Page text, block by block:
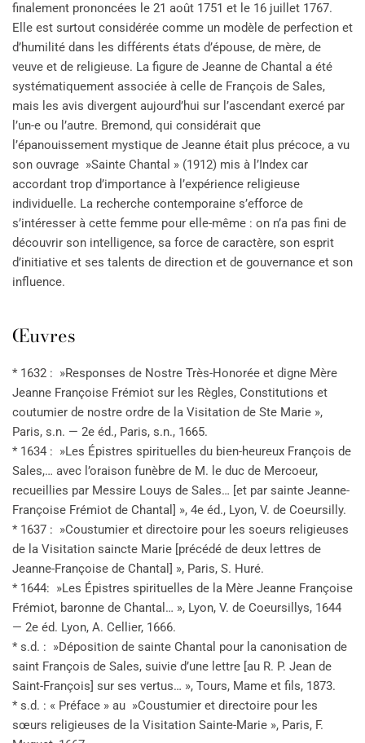
finalement prononcées le 21 août 1751 et le 16 juillet 1767.
Elle est surtout considérée comme un modèle de perfection et
d’humilité dans les différents états d’épouse, de mère, de
veuve et de religieuse. La figure de Jeanne de Chantal a été
systématiquement associée à celle de François de Sales,
mais les avis divergent aujourd’hui sur l’ascendant exercé par
l’un-e ou l’autre. Bremond, qui considérait que
l’épanouissement mystique de Jeanne était plus précoce, a vu
son ouvrage »Sainte Chantal » (1912) mis à l’Index car
accordant trop d’importance à l’expérience religieuse
individuelle. La recherche contemporaine s’efforce de
s’intéresser à cette femme pour elle-même : on n’a pas fini de
découvrir son intelligence, sa force de caractère, son esprit
d’initiative et ses talents de direction et de gouvernance et son
influence.
Œuvres
* 1632 : »Responses de Nostre Très-Honorée et digne Mère
Jeanne Françoise Frémiot sur les Règles, Constitutions et
coutumier de nostre ordre de la Visitation de Ste Marie »,
Paris, s.n. — 2e éd., Paris, s.n., 1665.
* 1634 : »Les Épistres spirituelles du bien-heureux François de
Sales,… avec l’oraison funèbre de M. le duc de Mercoeur,
recueillies par Messire Louys de Sales… [et par sainte Jeanne-
Françoise Frémiot de Chantal] », 4e éd., Lyon, V. de Coeursilly.
* 1637 : »Coustumier et directoire pour les soeurs religieuses
de la Visitation saincte Marie [précédé de deux lettres de
Jeanne-Françoise de Chantal] », Paris, S. Huré.
* 1644: »Les Épistres spirituelles de la Mère Jeanne Françoise
Frémiot, baronne de Chantal… », Lyon, V. de Coeursillys, 1644
— 2e éd. Lyon, A. Cellier, 1666.
* s.d. : »Déposition de sainte Chantal pour la canonisation de
saint François de Sales, suivie d’une lettre [au R. P. Jean de
Saint-François] sur ses vertus… », Tours, Mame et fils, 1873.
* s.d. : « Préface » au »Coustumier et directoire pour les
sœurs religieuses de la Visitation Sainte-Marie », Paris, F.